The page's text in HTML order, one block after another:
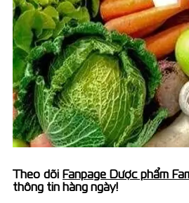
Theo dõi Fanpage Dược phẩm
thông tin hàng ngày!